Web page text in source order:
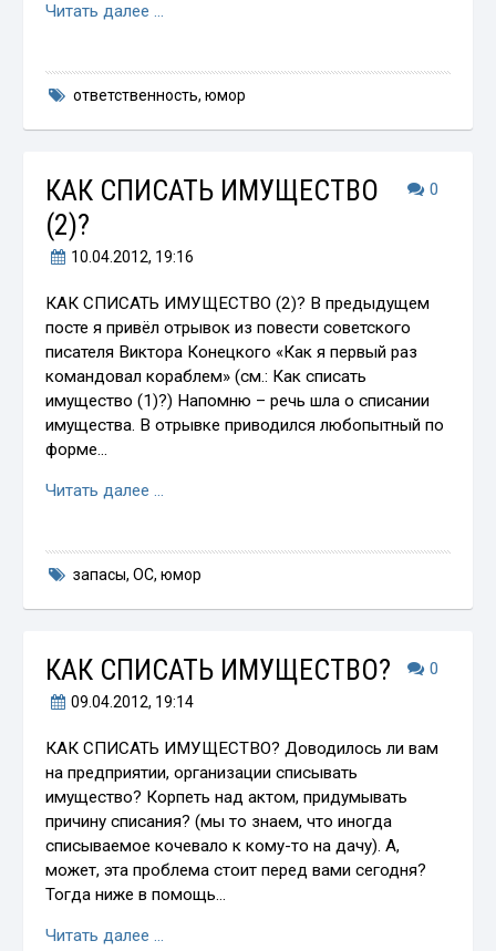
Читать далее …
ответственность, юмор
0
КАК СПИСАТЬ ИМУЩЕСТВО
(2)?
10.04.2012, 19:16
КАК СПИСАТЬ ИМУЩЕСТВО (2)? В предыдущем
посте я привёл отрывок из повести советского
писателя Виктора Конецкого «Как я первый раз
командовал кораблем» (см.: Как списать
имущество (1)?) Напомню – речь шла о списании
имущества. В отрывке приводился любопытный по
форме…
Читать далее …
запасы, ОС, юмор
0
КАК СПИСАТЬ ИМУЩЕСТВО?
09.04.2012, 19:14
КАК СПИСАТЬ ИМУЩЕСТВО? Доводилось ли вам
на предприятии, организации списывать
имущество? Корпеть над актом, придумывать
причину списания? (мы то знаем, что иногда
списываемое кочевало к кому-то на дачу). А,
может, эта проблема стоит перед вами сегодня?
Тогда ниже в помощь…
Читать далее …